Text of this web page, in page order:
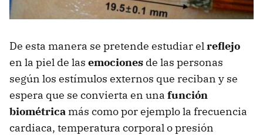
De esta manera se pretende estudiar elreflejo
en la piel de las emociones de las personas
según los estímulos externos que reciban y se
espera que se convierta en una función
biométrica más como por ejemplo la frecuencia
cardiaca, temperatura corporal o presión